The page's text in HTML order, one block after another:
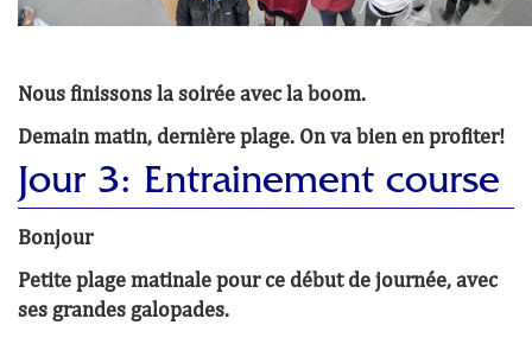
Nous finissons la soirée avec la boom.
Demain matin, dernière plage. On va bien en profiter!
Jour 3: Entrainement course
Bonjour
Petite plage matinale pour ce début de journée, avec
ses grandes galopades.